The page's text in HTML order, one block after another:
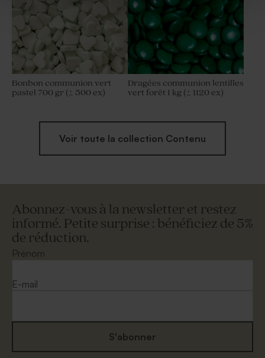
Bonbon communion vert
pastel 700 gr (± 500 ex)
Dragées communion lentilles
vert forêt 1 kg (± 1120 ex)
Voir toute la collection Contenu
Abonnez-vous à la newsletter et restez
informé. Petite surprise : bénéficiez de 5%
de réduction.
Prénom
E-mail
S'abonner